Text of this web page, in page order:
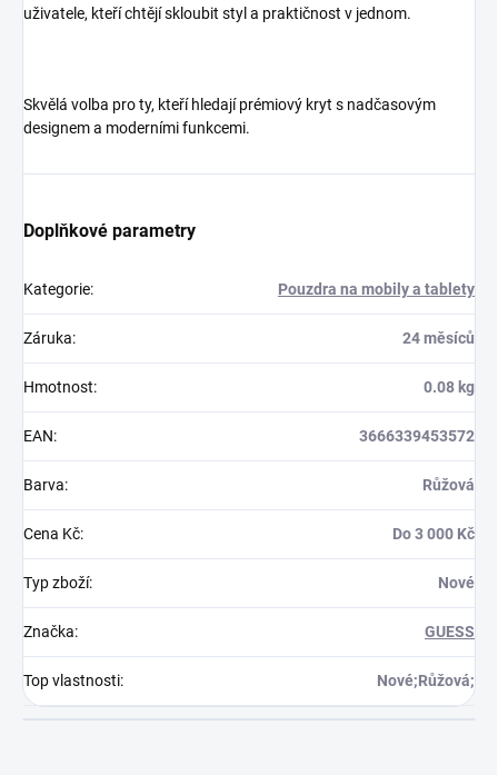
uživatele, kteří chtějí skloubit styl a praktičnost v jednom.
Skvělá volba pro ty, kteří hledají prémiový kryt s nadčasovým
designem a moderními funkcemi.
Doplňkové parametry
Kategorie: Pouzdra na mobily a tablety
Záruka: 24 měsíců
Hmotnost: 0.08 kg
EAN: 3666339453572
Barva: Růžová
Cena Kč: Do 3 000 Kč
Typ zboží: Nové
Značka: GUESS
Top vlastnosti: Nové;Růžová;